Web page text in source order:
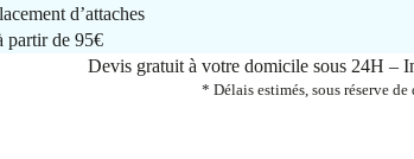
d’attaches
partir de 95€
Devis gratuit à votre domicile sous 24H –
* Délais estimés, sous réserve